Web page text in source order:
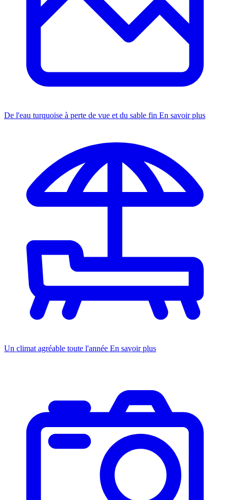
De l'eau turquoise à perte de vue et du sable fin En savoir plus
Un climat agréable toute l'année En savoir plus